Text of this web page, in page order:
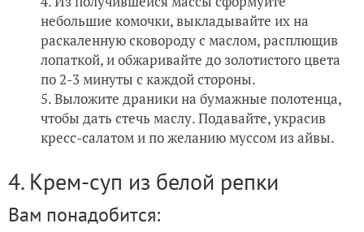
небольшие комочки, выкладывайте их на
раскаленную сковороду с маслом, расплющив
лопаткой, и обжаривайте до золотистого цвета
по 2-3 минуты с каждой стороны.
Выложите драники на бумажные полотенца,
чтобы дать стечь маслу. Подавайте, украсив
кресс-салатом и по желанию муссом из айвы.
4. Крем-суп из белой репки
Вам понадобится: